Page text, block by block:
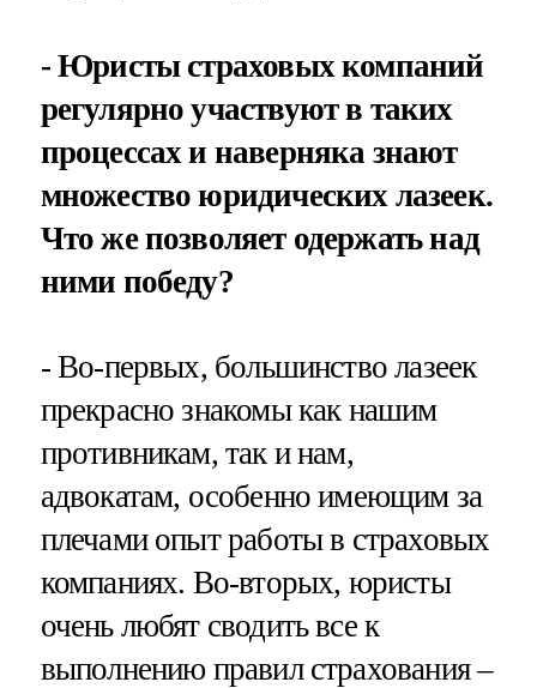
- Юристы страховых компаний
регулярно участвуют в таких
процессах и наверняка знают
множество юридических лазеек.
Что же позволяет одержать над
ними победу?
- Во-первых, большинство лазеек
прекрасно знакомы как нашим
противникам, так и нам,
адвокатам, особенно имеющим за
плечами опыт работы в страховых
компаниях. Во-вторых, юристы
очень любят сводить все к
выполнению правил страхования –